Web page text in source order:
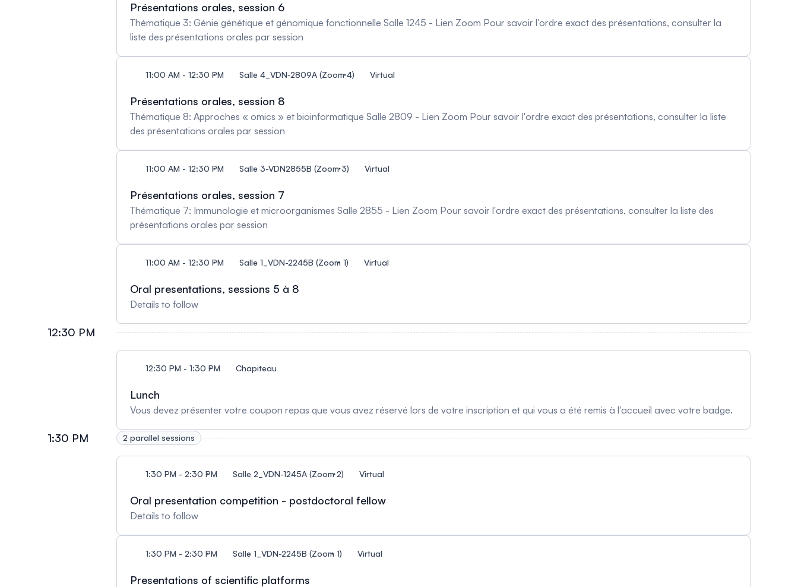
Présentations orales, session 6
Thématique 3: Génie génétique et génomique fonctionnelle Salle 1245 - Lien Zoom Pour savoir l'ordre exact des présentations, consulter la
liste des présentations orales par session
11:00 AM - 12:30 PM Salle 4_VDN-2809A (Zoom 4) Virtual
Présentations orales, session 8
Thématique 8: Approches « omics » et bioinformatique Salle 2809 - Lien Zoom Pour savoir l'ordre exact des présentations, consulter la liste
des présentations orales par session
11:00 AM - 12:30 PM Salle 3-VDN2855B (Zoom 3) Virtual
Présentations orales, session 7
Thématique 7: Immunologie et microorganismes Salle 2855 - Lien Zoom Pour savoir l'ordre exact des présentations, consulter la liste des
présentations orales par session
11:00 AM - 12:30 PM Salle 1_VDN-2245B (Zoom 1) Virtual
Oral presentations, sessions 5 à 8
Details to follow
12:30 PM
12:30 PM - 1:30 PM Chapiteau
Lunch
Vous devez présenter votre coupon repas que vous avez réservé lors de votre inscription et qui vous a été remis à l'accueil avec votre badge.
1:30 PM 2 parallel sessions
1:30 PM - 2:30 PM Salle 2_VDN-1245A (Zoom 2) Virtual
Oral presentation competition - postdoctoral fellow
Details to follow
1:30 PM - 2:30 PM Salle 1_VDN-2245B (Zoom 1) Virtual
Presentations of scientific platforms